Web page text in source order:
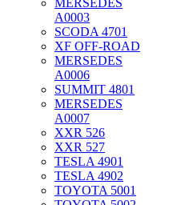
MERSEDES
A0003
SCODA 4701
XF OFF-ROAD
MERSEDES
A0006
SUMMIT 4801
MERSEDES
A0007
XXR 526
XXR 527
TESLA 4901
TESLA 4902
TOYOTA 5001